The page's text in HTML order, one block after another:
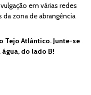
em várias redes
zona de abrangência
Tejo Atlântico. Junte-se
do lado B!